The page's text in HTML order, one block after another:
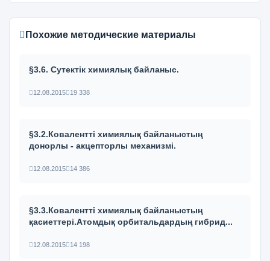
Похожие методические материалы
§3.6. Сутектік химиялық байланыс.
12.08.2015 19 338
§3.2.Ковалентті химиялық байланыстың
донорлы - акцепторлы механизмі.
12.08.2015 14 386
§3.3.Ковалентті химиялық байланыстың
қасиеттері.Атомдық орбитальдардың гибрид...
12.08.2015 14 198